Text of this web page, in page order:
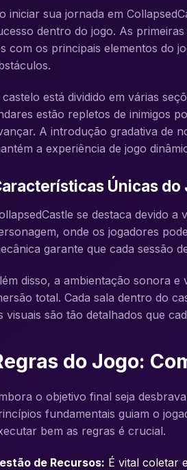
iniciar sua jornada em
dentro do jogo. As
com os principais elementos do
castelo está dividido em várias
estão repletos de inimigos
A introdução gradativa de
a experiência de jogo
Únicas do
se destaca devido
onde os jogadores
garante que cada sessão
disso, a ambientação sonora
total. Cada sala dentro do
visuais são tão detalhados que
do Jogo:
o objetivo final seja
fundamentais guiam o
bem as regras é crucial.
de Recursos: É vital coletar